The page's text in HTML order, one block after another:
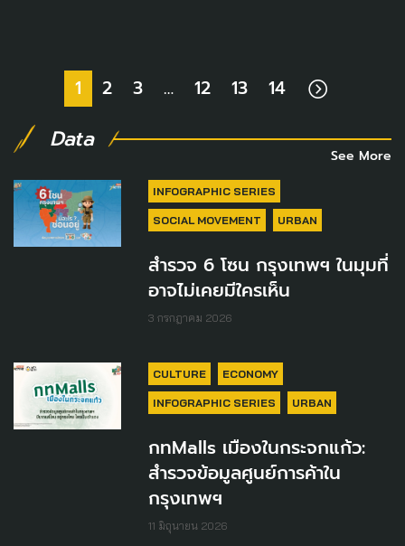
1 2 3 … 12 13 14
Data
See More
INFOGRAPHIC SERIES
SOCIAL MOVEMENT URBAN
สำรวจ 6 โซน กรุงเทพฯ ในมุมที่
อาจไม่เคยมีใครเห็น
3 กรกฎาคม 2026
CULTURE ECONOMY
INFOGRAPHIC SERIES URBAN
กทMalls เมืองในกระจกแก้ว:
สำรวจข้อมูลศูนย์การค้าใน
กรุงเทพฯ
11 มิถุนายน 2026